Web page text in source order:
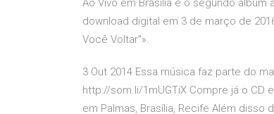
Ao Vivo em Brasília é o segundo álbum
download digital em 3 de março de
Você Voltar"».
3 Out 2014 Essa música faz parte do
http://som.li/1mUGTiX Compre já o CD
em Palmas, Brasília, Recife Além